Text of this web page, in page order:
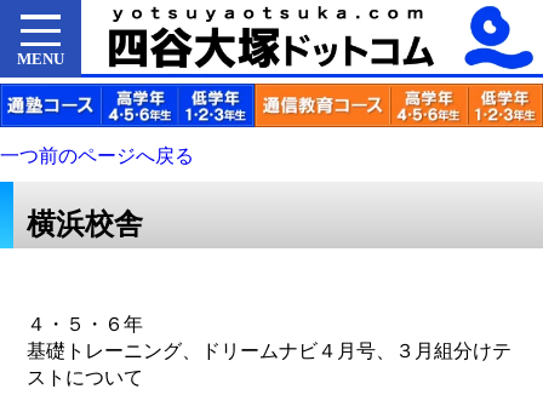
MENU
一つ前のページへ戻る
横浜校舎
４・５・６年
基礎トレーニング、ドリームナビ４月号、３月組分けテ
ストについて